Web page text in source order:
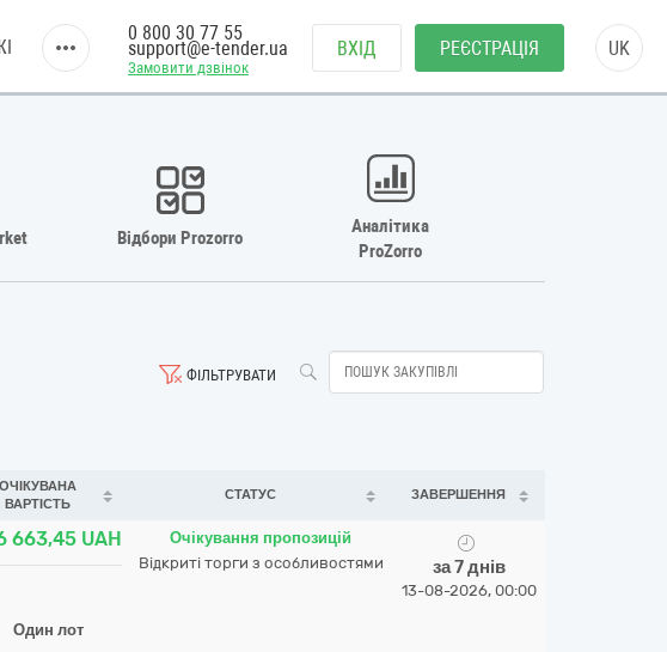
Замовити дзвінок
0 800 30 77 55
support@e-tender.ua ВХІД РЕЄСТРАЦІЯ UK
Відбори Prozorro
Аналітика
ProZorro
ФІЛЬТРУВАТИ
ОЧІКУВАНА
ВАРТІСТЬ
СТАТУС ЗАВЕРШЕННЯ
663,45 UAH
Один лот
Очікування пропозицій
Відкриті торги з особливостями
за 7 днів
13-08-2026, 00:00